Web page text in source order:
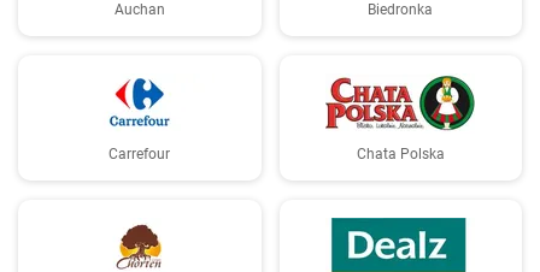
Auchan Biedronka
Carrefour Chata Polska